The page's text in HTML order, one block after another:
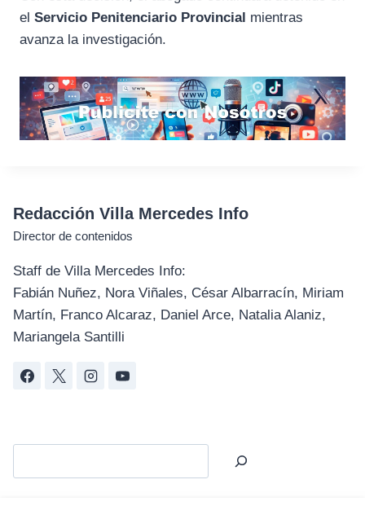
el Servicio Penitenciario Provincial mientras
avanza la investigación.
Redacción Villa Mercedes Info
Director de contenidos
Staff de Villa Mercedes Info:
Fabián Nuñez, Nora Viñales, César Albarracín, Miriam
Martín, Franco Alcaraz, Daniel Arce, Natalia Alaniz,
Mariangela Santilli